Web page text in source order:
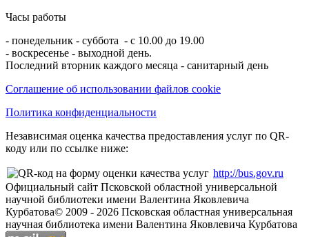
Часы работы
- понедельник - суббота - с 10.00 до 19.00
- воскресенье - выходной день.
Последний вторник каждого месяца - санитарный день
Соглашение об использовании файлов cookie
Политика конфиденциальности
Независимая оценка качества предоставления услуг по QR-
коду или по ссылке ниже:
http://bus.gov.ru
Официальный сайт Псковской областной универсальной
научной библиотеки имени Валентина Яковлевича
Курбатова© 2009 - 2026 Псковская областная универсальная
научная библиотека имени Валентина Яковлевича Курбатова